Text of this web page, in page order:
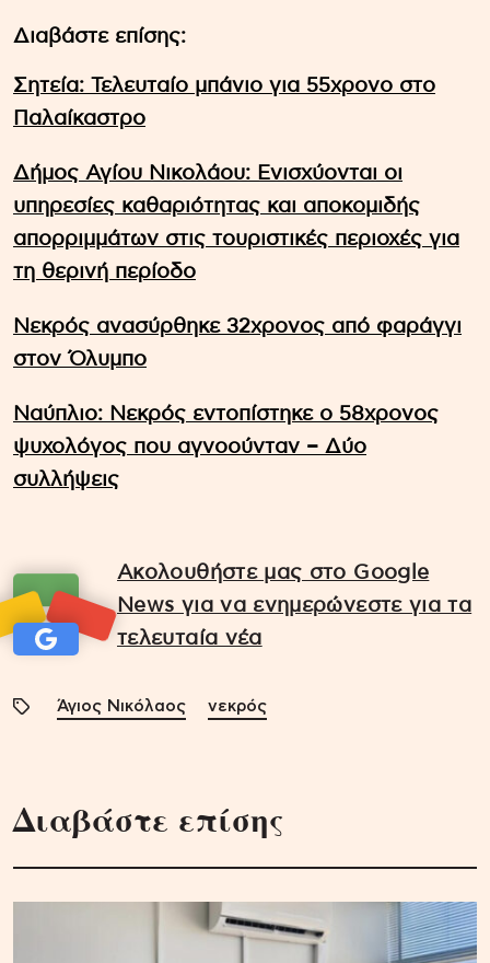
Διαβάστε επίσης:
Σητεία: Τελευταίο μπάνιο για 55χρονο στο
Παλαίκαστρο
Δήμος Αγίου Νικολάου: Ενισχύονται οι
υπηρεσίες καθαριότητας και αποκομιδής
απορριμμάτων στις τουριστικές περιοχές για
τη θερινή περίοδο
Νεκρός ανασύρθηκε 32χρονος από φαράγγι
στον Όλυμπο
Ναύπλιο: Νεκρός εντοπίστηκε ο 58χρονος
ψυχολόγος που αγνοούνταν – Δύο
συλλήψεις
Ακολουθήστε μας στο Google
News για να ενημερώνεστε για τα
τελευταία νέα
Άγιος Νικόλαος νεκρός
Διαβάστε επίσης